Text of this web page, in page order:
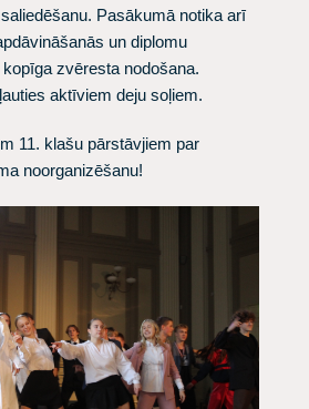
Pasākumā notika arī
un diplomu
zvēresta nodošana.
aktīviem deju soļiem.
11. klašu pārstāvjiem par
noorganizēšanu!